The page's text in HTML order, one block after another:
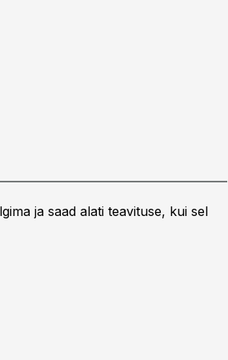
ja saad alati teavituse, kui sel